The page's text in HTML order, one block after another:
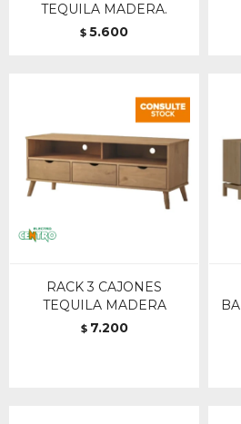
TEQUILA MADERA.
$ 5.600
RACK 3 CAJONES
TEQUILA MADERA
$ 7.200